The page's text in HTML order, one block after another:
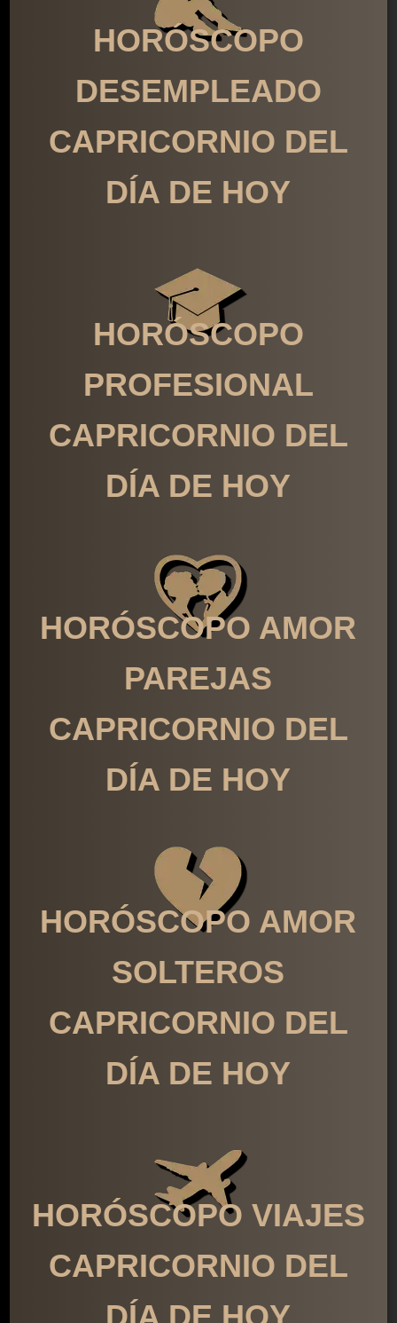
HORÓSCOPO
DESEMPLEADO
CAPRICORNIO DEL
DÍA DE HOY
HORÓSCOPO
PROFESIONAL
CAPRICORNIO DEL
DÍA DE HOY
HORÓSCOPO AMOR
PAREJAS
CAPRICORNIO DEL
DÍA DE HOY
HORÓSCOPO AMOR
SOLTEROS
CAPRICORNIO DEL
DÍA DE HOY
HORÓSCOPO VIAJES
CAPRICORNIO DEL